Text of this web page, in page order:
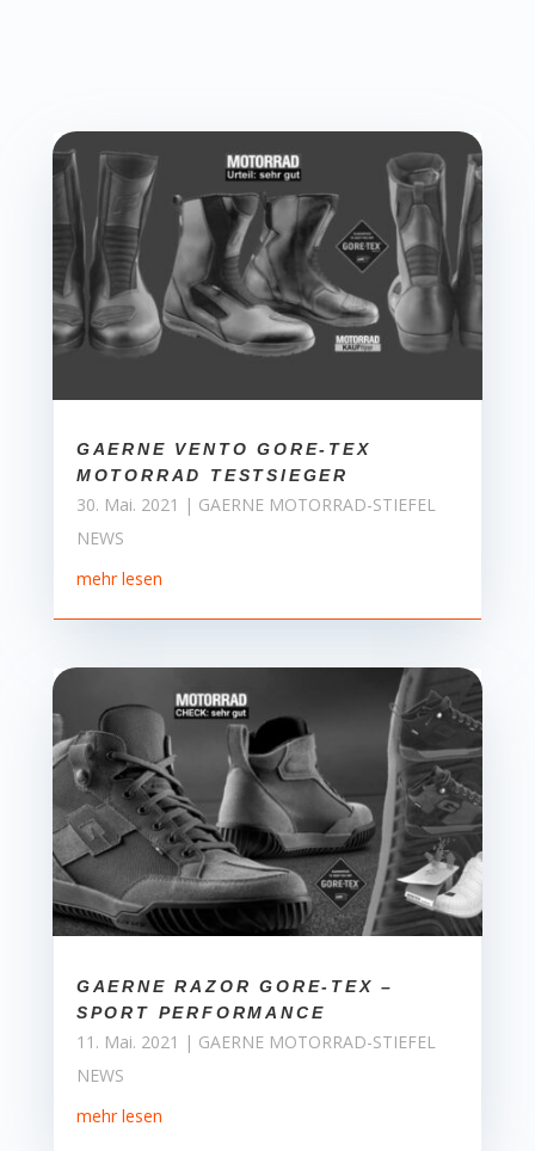
GAERNE VENTO GORE-TEX
MOTORRAD TESTSIEGER
30. Mai. 2021 | GAERNE MOTORRAD-STIEFEL
NEWS
mehr lesen
GAERNE RAZOR GORE-TEX –
SPORT PERFORMANCE
11. Mai. 2021 | GAERNE MOTORRAD-STIEFEL
NEWS
mehr lesen